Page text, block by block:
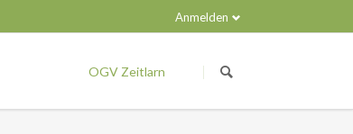
Anmelden
überspringen
OGV Zeitlarn